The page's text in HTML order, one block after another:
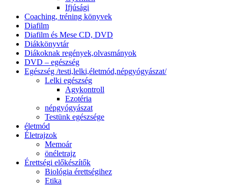
Ifjúsági
Coaching, tréning könyvek
Diafilm
Diafilm és Mese CD, DVD
Diákkönyvtár
Diákoknak regények,olvasmányok
DVD – egészség
Egészség /testi,lelki,életmód,népgyógyászat/
Lelki egészség
Agykontroll
Ezotéria
népgyógyászat
Testünk egészsége
életmód
Életrajzok
Memoár
önéletrajz
Érettségi előkészítők
Biológia érettségihez
Etika